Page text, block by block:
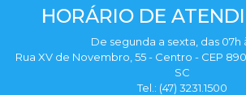
HORÁRIO DE
De segunda a sexta, das 07h
Rua XV de Novembro, 55 - Centro - CEP
SC
Tel.: (47) 3231.1500